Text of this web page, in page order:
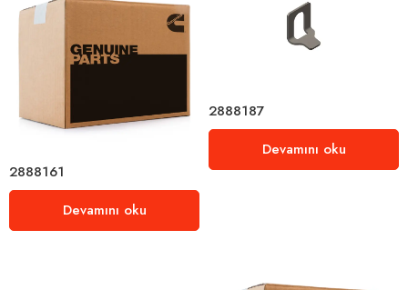
2888161
Devamını oku
2888187
Devamını oku